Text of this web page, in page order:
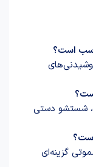
است؟
شستشو دستی
گزینه‌ای